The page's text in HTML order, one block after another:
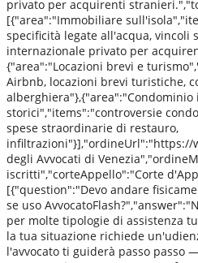
privato per acquirenti
[{"area":"Immobiliare
specificità legate all'acqua, vincoli
internazionale privato per
{"area":"Locazioni brevi e
Airbnb, locazioni brevi turistiche,
alberghiera"},{"area":"Condominio
storici","items":"controversie
spese straordinarie di restauro,
infiltrazioni"}],"ordineUrl":"https://
degli Avvocati di
iscritti","corteAppello":"Corte
[{"question":"Devo andare
se uso
per molte tipologie di assistenza
la tua situazione richiede
l'avvocato ti guiderà passo passo